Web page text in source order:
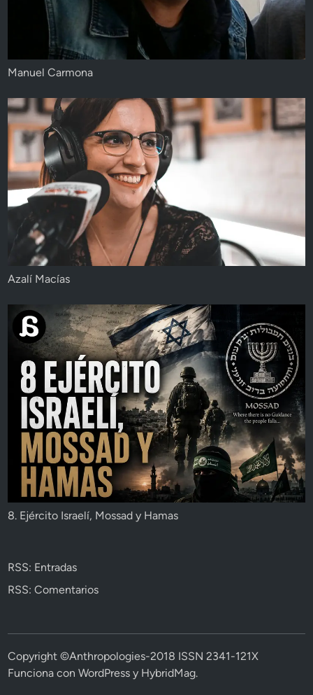
Manuel Carmona
Azalí Macías
8. Ejército Israelí, Mossad y Hamas
RSS: Entradas
RSS: Comentarios
Copyright ©Anthropologies-2018 ISSN 2341-121X
Funciona conWordPress y HybridMag.